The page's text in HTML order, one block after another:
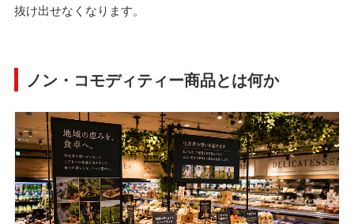
抜け出せなくなります。
ノン・コモディティー商品とは何か